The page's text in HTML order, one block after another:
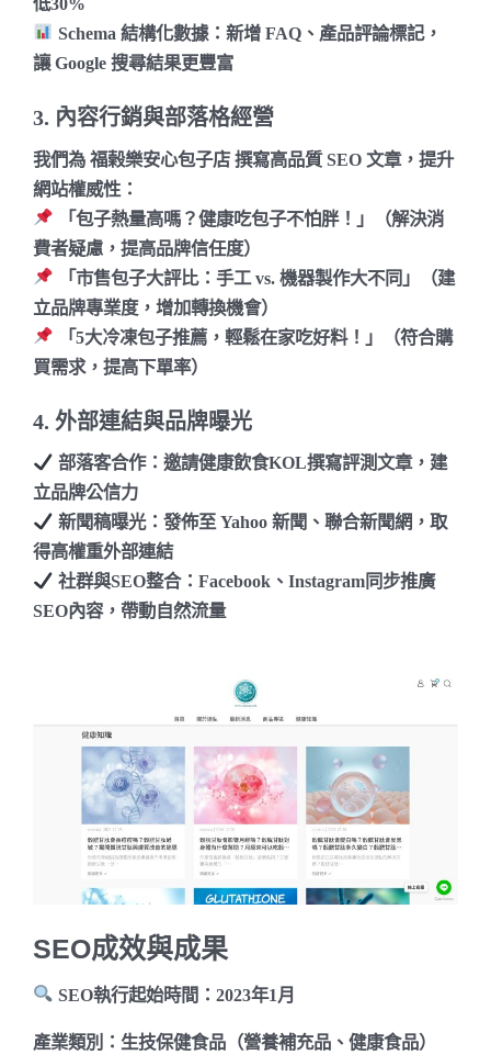
Schema 結構化數據：新增 FAQ、產品評論標記，
讓 Google 搜尋結果更豐富
3. 內容行銷與部落格經營
我們為 福榖樂安心包子店撰寫高品質 SEO 文章，提升
網站權威性：
「包子熱量高嗎？健康吃包子不怕胖！」
（解決消
費者疑慮，提高品牌信任度）
「市售包子大評比：手工 vs. 機器製作大不同」
（建
立品牌專業度，增加轉換機會）
「5大冷凍包子推薦，輕鬆在家吃好料！」
（符合購
買需求，提高下單率）
4. 外部連結與品牌曝光
部落客合作：邀請健康飲食KOL撰寫評測文章，建
立品牌公信力
新聞稿曝光：發佈至 Yahoo 新聞、聯合新聞網，取
得高權重外部連結
社群與SEO整合：Facebook、Instagram同步推廣
SEO內容，帶動自然流量
SEO成效與成果
SEO執行起始時間 ： 2023年1月
產業類別 ：生技保健食品（營養補充品、健康食品）